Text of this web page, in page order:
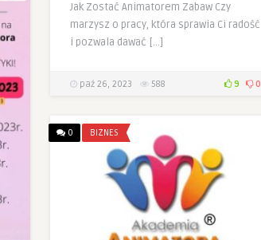
Jak Zostać Animatorem Zabaw Czy
marzysz o pracy, która sprawia Ci radość
i pozwala dawać […]
paź 26, 2023 588 9 0
0 BIZNES